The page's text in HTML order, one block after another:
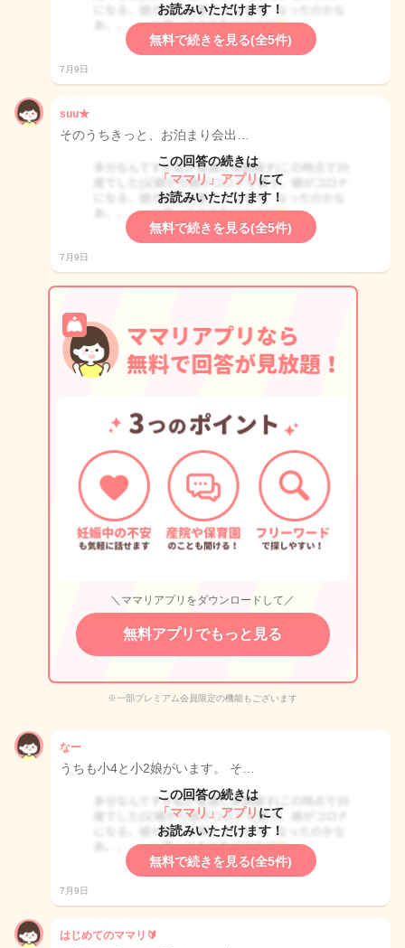
お読みいただけます！
無料で続きを見る(全5件)
7月9日
suu★
そのうちきっと、お泊まり会出…
この回答の続きは
「ママリ」アプリ にて
お読みいただけます！
無料で続きを見る(全5件)
7月9日
＼ママリアプリをダウンロードして／
無料アプリでもっと見る
※一部プレミアム会員限定の機能もございます
なー
うちも小4と小2娘がいます。 そ…
この回答の続きは
「ママリ」アプリ にて
お読みいただけます！
無料で続きを見る(全5件)
7月9日
はじめてのママリ🔰